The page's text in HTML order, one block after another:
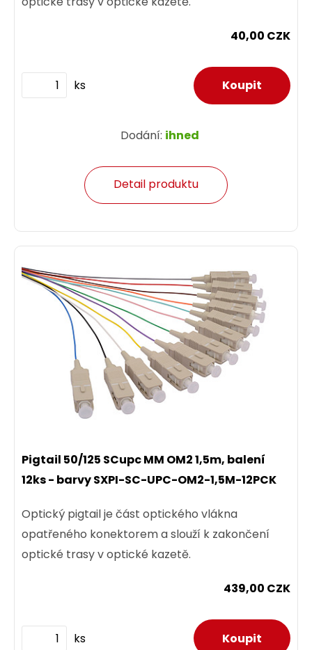
40,00 CZK
ks
Dodání: ihned
Detail produktu
Pigtail 50/125 SCupc MM OM2 1,5m, balení
12ks - barvy SXPI-SC-UPC-OM2-1,5M-12PCK
Optický pigtail je část optického vlákna
opatřeného konektorem a slouží k zakončení
optické trasy v optické kazetě.
439,00 CZK
ks